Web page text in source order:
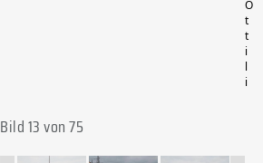
O
t
t
i
l
i
Bild 13 von 75